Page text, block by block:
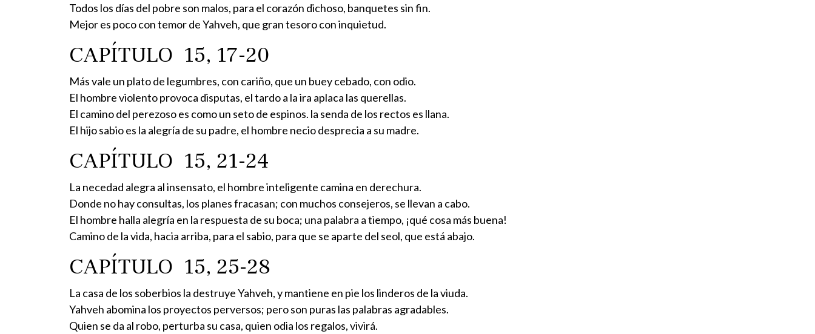
Todos los días del pobre son malos, para el corazón dichoso, banquetes sin fin.
Mejor es poco con temor de Yahveh, que gran tesoro con inquietud.
CAPÍTULO 15, 17-20
Más vale un plato de legumbres, con cariño, que un buey cebado, con odio.
El hombre violento provoca disputas, el tardo a la ira aplaca las querellas.
El camino del perezoso es como un seto de espinos. la senda de los rectos es llana.
El hijo sabio es la alegría de su padre, el hombre necio desprecia a su madre.
CAPÍTULO 15, 21-24
La necedad alegra al insensato, el hombre inteligente camina en derechura.
Donde no hay consultas, los planes fracasan; con muchos consejeros, se llevan a cabo.
El hombre halla alegría en la respuesta de su boca; una palabra a tiempo, ¡qué cosa más buena!
Camino de la vida, hacia arriba, para el sabio, para que se aparte del seol, que está abajo.
CAPÍTULO 15, 25-28
La casa de los soberbios la destruye Yahveh, y mantiene en pie los linderos de la viuda.
Yahveh abomina los proyectos perversos; pero son puras las palabras agradables.
Quien se da al robo, perturba su casa, quien odia los regalos, vivirá.